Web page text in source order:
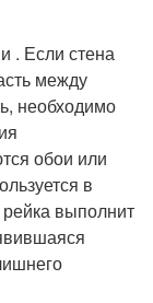
. Если стена
между
необходимо
обои или
в
выполнит